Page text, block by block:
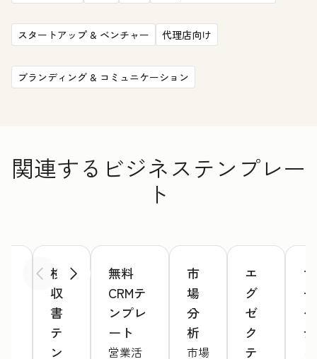
スタートアップ & ベンチャー 代理店向け
ブランディング & コミュニケーション
関連するビジネステンプレー
ト
前へ 次へ
検
収
書
テ
ン
無料
CRMテ
ンプレ
ート
営業活
市
場
分
析
市場
エ
グ
ゼ
ク
テ
マ
ー
ケ
テ
ィ